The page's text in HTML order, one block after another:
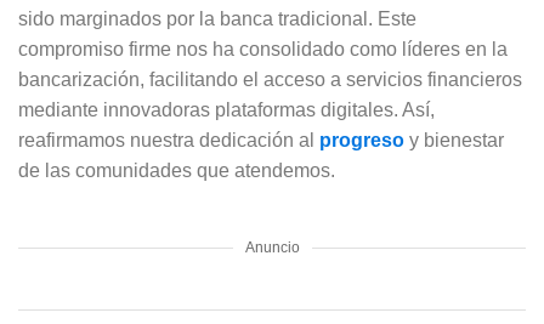
sido marginados por la banca tradicional. Este
compromiso firme nos ha consolidado como líderes en la
bancarización, facilitando el acceso a servicios financieros
mediante innovadoras plataformas digitales. Así,
reafirmamos nuestra dedicación al progreso y bienestar
de las comunidades que atendemos.
Anuncio